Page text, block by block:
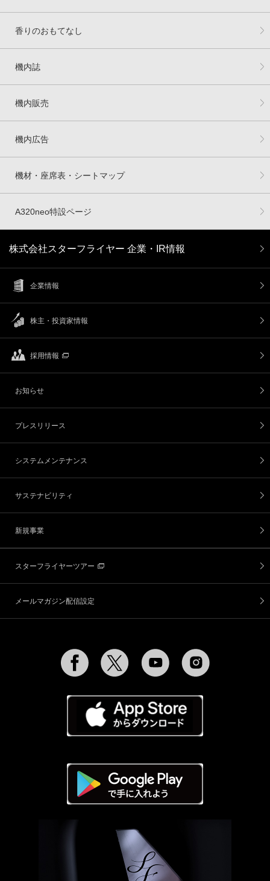
香りのおもてなし
機内誌
機内販売
機内広告
機材・座席表・シートマップ
A320neo特設ページ
株式会社スターフライヤー 企業・IR情報
企業情報
株主・投資家情報
採用情報
お知らせ
プレスリリース
システムメンテナンス
サステナビリティ
新規事業
スターフライヤーツアー
メールマガジン配信設定
Facebook Twitter YouTube Instagram